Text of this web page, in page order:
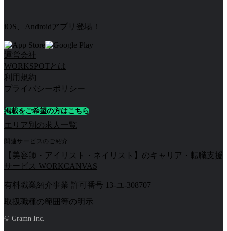
iOS、Androidアプリ登場！
運営会社
WORKSPOTとは
利用規約
プライバシーポリシー
掲載をご希望の方はこちら
エリア別の求人一覧
関連サービスのご紹介
【美容師・アイリスト・ネイリスト】のキャリア・転職支援
サービス WORKCANVAS
有料職業紹介事業 許可番号 13-ユ-308707
取扱職種の範囲等の明示
© Gramn Inc.